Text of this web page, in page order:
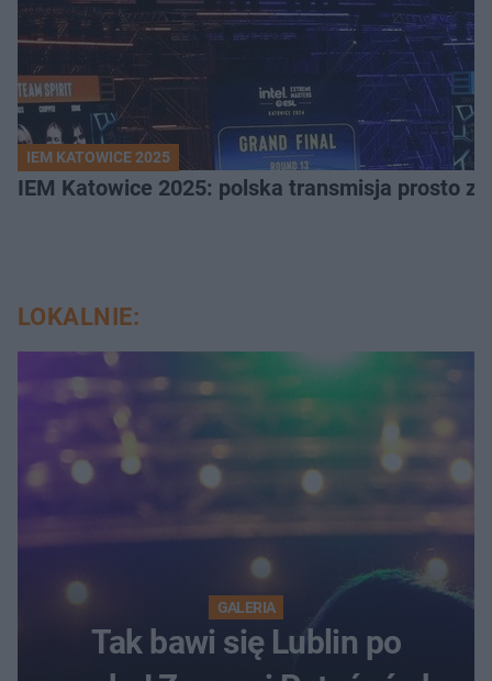
IEM KATOWICE 2025
IEM Katowice 2025: polska transmisja prosto
LOKALNIE:
GALERIA
Tak bawi się Lublin po